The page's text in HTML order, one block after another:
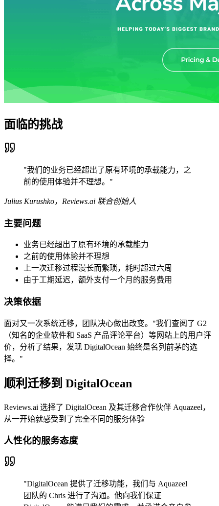
面临的挑战
"我们的业务已经超出了原有环境的承载能力，之
前的使用体验并不理想。"
Julius Kurushko，Reviews.ai 联合创始人
主要问题
业务已经超出了原有环境的承载能力
之前的使用体验并不理想
上一次迁移过程漫长而繁琐，耗时超过六周
由于工期延迟，额外支付一个月的服务费用
决策依据
面对又一次系统迁移，团队决心做出改变。"我们查阅了 G2
（知名的企业软件和 SaaS 产品评论平台）等网站上的用户评
价，分析了结果，发现 DigitalOcean 始终是名列前茅的选
择。"
顺利迁移到 DigitalOcean
Reviews.ai 选择了 DigitalOcean 及其迁移合作伙伴 Aquazeel，
从一开始就感受到了完全不同的服务体验
人性化的服务态度
"DigitalOcean 提供了迁移功能，我们与 Aquazeel
团队的 Chris 进行了沟通。他向我们保证